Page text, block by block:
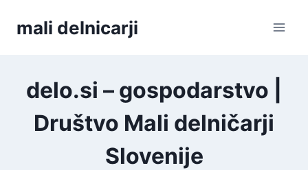
mali delnicarji
delo.si – gospodarstvo |
Društvo Mali delničarji
Slovenije